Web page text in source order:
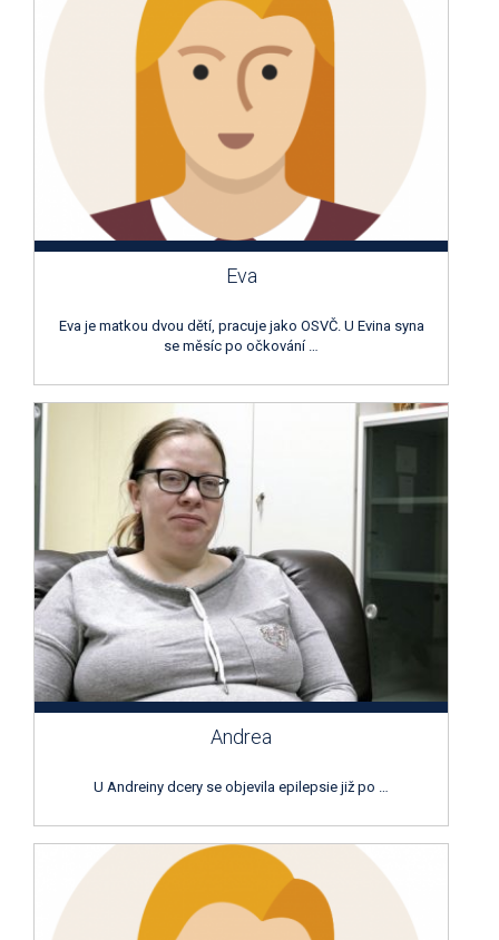
Eva
Eva je matkou dvou dětí, pracuje jako OSVČ. U Evina syna
se měsíc po očkování …
Andrea
U Andreiny dcery se objevila epilepsie již po …